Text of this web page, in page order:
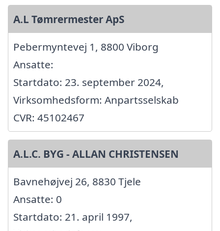
A.L Tømrermester ApS
Pebermyntevej 1, 8800 Viborg
Ansatte:
Startdato: 23. september 2024,
Virksomhedsform: Anpartsselskab
CVR: 45102467
A.L.C. BYG - ALLAN CHRISTENSEN
Bavnehøjvej 26, 8830 Tjele
Ansatte: 0
Startdato: 21. april 1997,